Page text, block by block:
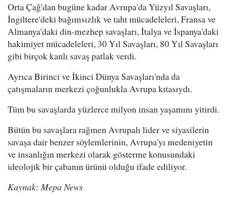
Orta Çağ'dan bugüne kadar Avrupa'da Yüzyıl Savaşları,
İngiltere'deki bağımsızlık ve taht mücadeleleri, Fransa ve
Almanya'daki din-mezhep savaşları, İtalya ve İspanya'daki
hakimiyet mücadeleleri, 30 Yıl Savaşları, 80 Yıl Savaşları
gibi birçok kanlı savaş patlak verdi.
Ayrıca Birinci ve İkinci Dünya Savaşları'nda da
çatışmaların merkezi çoğunlukla Avrupa kıtasıydı.
Tüm bu savaşlarda yüzlerce milyon insan yaşamını yitirdi.
Bütün bu savaşlara rağmen Avrupalı lider ve siyasilerin
savaşa dair benzer söylemlerinin, Avrupa'yı medeniyetin
ve insanlığın merkezi olarak gösterme konusundaki
ideolojik bir çabanın ürünü olduğu ifade ediliyor.
Kaynak: Mepa News